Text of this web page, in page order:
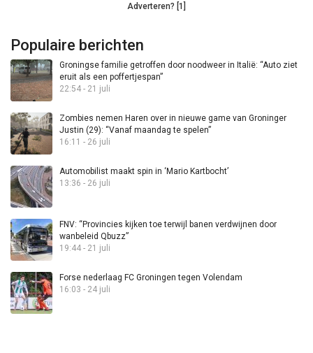
Adverteren? [1]
Populaire berichten
Groningse familie getroffen door noodweer in Italië: “Auto ziet
eruit als een poffertjespan”
22:54 - 21 juli
Zombies nemen Haren over in nieuwe game van Groninger
Justin (29): “Vanaf maandag te spelen”
16:11 - 26 juli
Automobilist maakt spin in ‘Mario Kartbocht’
13:36 - 26 juli
FNV: “Provincies kijken toe terwijl banen verdwijnen door
wanbeleid Qbuzz”
19:44 - 21 juli
Forse nederlaag FC Groningen tegen Volendam
16:03 - 24 juli